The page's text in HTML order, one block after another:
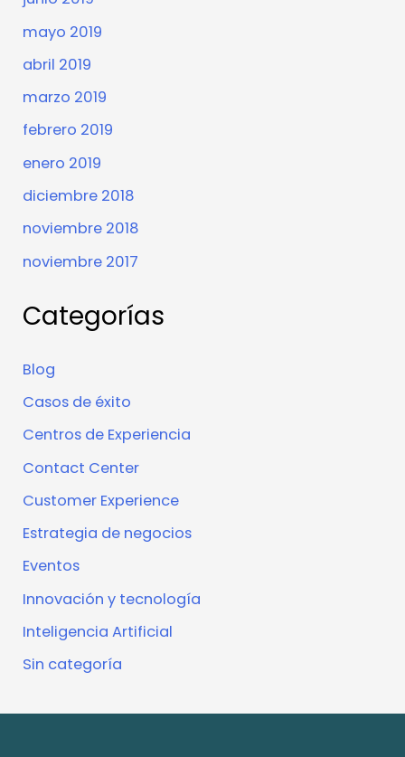
mayo 2019
abril 2019
marzo 2019
febrero 2019
enero 2019
diciembre 2018
noviembre 2018
noviembre 2017
Categorías
Blog
Casos de éxito
Centros de Experiencia
Contact Center
Customer Experience
Estrategia de negocios
Eventos
Innovación y tecnología
Inteligencia Artificial
Sin categoría